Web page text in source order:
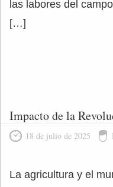
las labores del
[…]
Impacto de la
18 de julio de 2025
La agricultura y el